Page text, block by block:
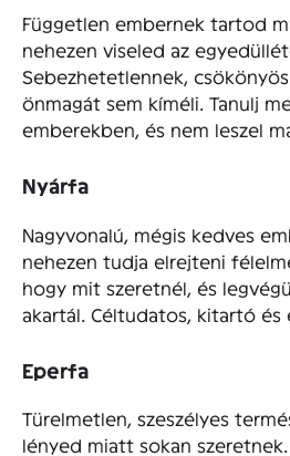
Független embernek tartod
nehezen viseled az
Sebezhetetlennek,
önmagát sem kíméli. Tanulj
emberekben, és nem leszel
Nyárfa
Nagyvonalú, mégis kedves
nehezen tudja elrejteni
hogy mit szeretnél, és
akartál. Céltudatos, kitartó és
Eperfa
Türelmetlen, szeszélyes
lényed miatt sokan